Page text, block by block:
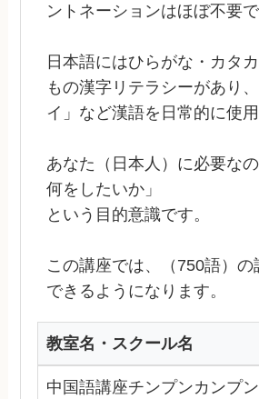
ントネーションはほぼ不要で
日本語にはひらがな・カタ
もの漢字リテラシーがあり
イ」など漢語を日常的に使用
あなた（日本人）に必要な
何をしたいか」
という目的意識です。
この講座では、（750語）
できるようになります。
教室名・スクール名
中国語講座チンプンカンプン